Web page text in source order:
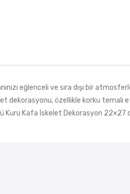
eğlenceli ve sıra dışı bir
dekorasyonu, özellikle korku temalı
Kuru Kafa İskelet Dekorasyon 22×27